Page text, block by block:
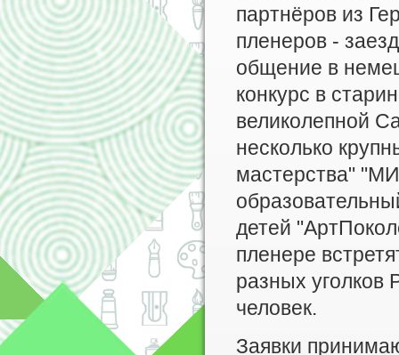
партнёров из
пленеров -
общение в
конкурс в
великолепной
несколько
мастерства"
детей
пленере
разных уголков
человек.
Заявки